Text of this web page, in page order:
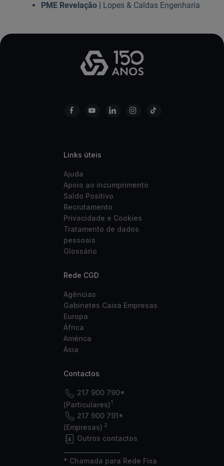
PME Revelação |
Lopes & Caldas Engenharia
Links úteis
Ajuda
Apoio ao incumprimento
Saldo Positivo
Recrutamento
Privacidade e Cookies
Tratamento de dados
pessoais
Glossário
Rede CGD
Agências
Gabinetes Caixa Empresas
Europa
África
América
Ásia
Contactos
217 900 790*
(Particulares)1
217 900 791*
(Empresas) 2
Outros contactos
* Chamada para Rede Fixa